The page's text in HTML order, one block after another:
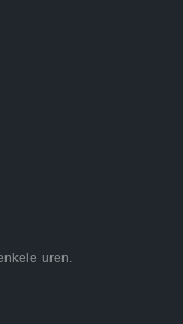
uren.